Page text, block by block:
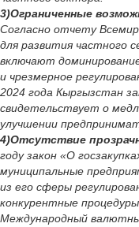
3)Ограниченные
Согласно отчету
для развития частного
включают
и чрезмерное
2024 года Кыргызстан
свидетельствует о
улучшении
4)Отсутствие
году закон «О
муниципальные
из его сферы
конкурентные
Международный